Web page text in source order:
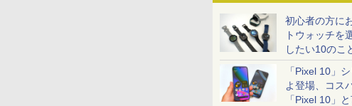
初心者の方に
トウォッチを
したい10のこ
「Pixel 10」
よ登場、コス
「Pixel 10」